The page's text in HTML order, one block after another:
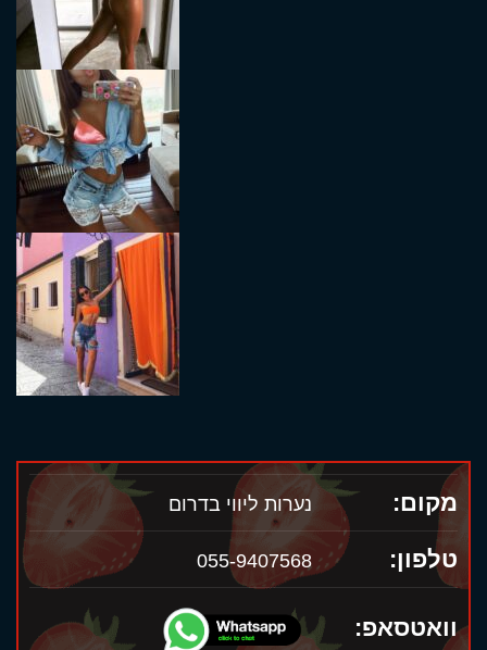
מקום: נערות ליווי בדרום
טלפון: 055-9407568
וואטסאפ: